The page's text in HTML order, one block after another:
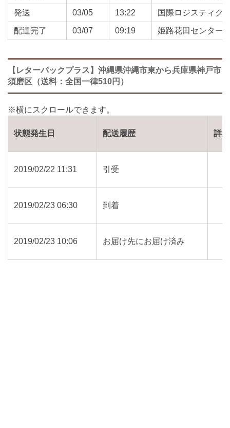
発送 03/05 13:22 国際ロジスティク
配達完了 03/07 09:19 姫路花田センター
【レターパックプラス】沖縄県沖縄市東から兵庫県神戸市
須磨区（送料：全国一律510円）
状態発生日 配送履歴 詳細
2019/02/22 11:31 引受
2019/02/23 06:30 到着
2019/02/23 10:06 お届け先にお届け済み